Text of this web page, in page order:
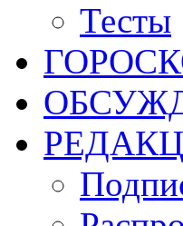
Тесты